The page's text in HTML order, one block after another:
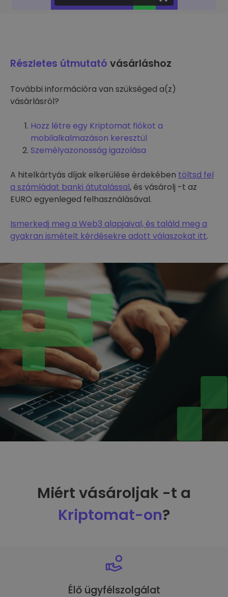
Részletes útmutató vásárláshoz
További információra van szükséged a(z)
vásárlásról?
Hozz létre egy Kriptomat fiókot a
mobilalkalmazáson keresztül
Személyazonosság igazolása
A hitelkártyás díjak elkerülése érdekében töltsd fel
a számládat banki átutalással, és vásárolj -t az
EURO egyenleged felhasználásával.
Ismerkedj meg a Web3 alapjaival, és találd meg a
gyakran ismételt kérdésekre adott válaszokat itt.
Miért vásároljak -t a
Kriptomat-on?
Élő ügyfélszolgálat